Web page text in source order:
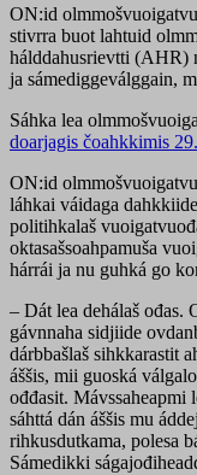
ON:id
stivrra buot lahtuid
hálddahusrievtti (AHR)
ja sámediggeválggain,
Sáhka lea
doarjagis čoahkkimis
ON:id
láhkai váidaga
politihkalaš
oktasašsoahpamuša
hárrái ja nu guhká go
– Dát lea dehálaš ođas.
gávnnaha sidjiide
dárbbašlaš sihkkarastit
áššis, mii guoská
ođđasit.
sáhttá dán áššis mu
rihkusdutkama, polesa
Sámedikki